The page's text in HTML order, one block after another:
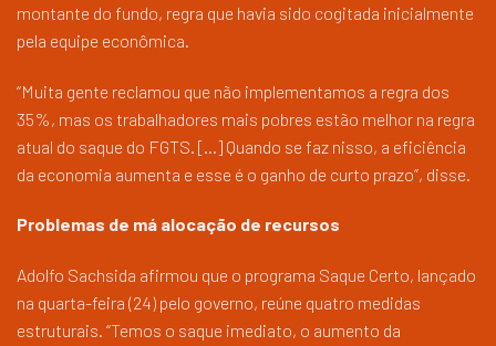
montante do fundo, regra que havia sido cogitada inicialmente
pela equipe econômica.
“Muita gente reclamou que não implementamos a regra dos
35%, mas os trabalhadores mais pobres estão melhor na regra
atual do saque do FGTS. […] Quando se faz nisso, a eficiência
da economia aumenta e esse é o ganho de curto prazo”, disse.
Problemas de má alocação de recursos
Adolfo Sachsida afirmou que o programa Saque Certo, lançado
na quarta-feira (24) pelo governo, reúne quatro medidas
estruturais. “Temos o saque imediato, o aumento da